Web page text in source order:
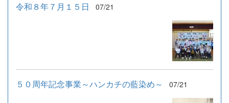
令和８年７月１５日 07/21
５０周年記念事業～ハンカチの藍染め～ 07/21